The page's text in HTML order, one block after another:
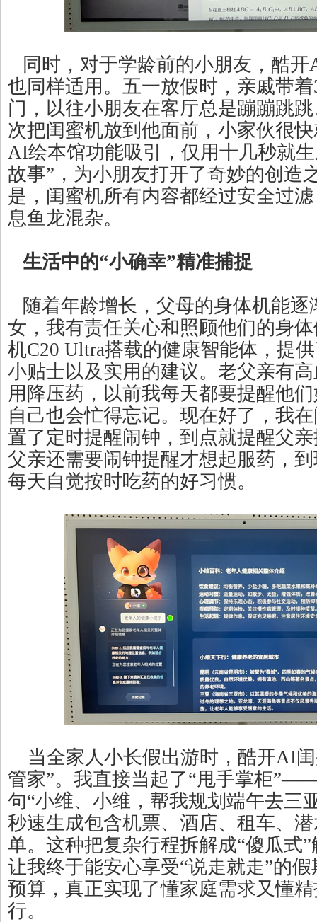
同时，对于学龄前的小朋友，酷开
也同样适用。五一放假时，亲戚带
门，以往小朋友在客厅总是蹦蹦跳
次把闺蜜机放到他面前，小家伙很
AI绘本馆功能吸引，仅用十几秒就
故事”，为小朋友打开了奇妙的创造
是，闺蜜机所有内容都经过安全过
息鱼龙混杂。
生活中的“小确幸”精准捕捉
随着年龄增长，父母的身体机能逐
女，我有责任关心和照顾他们的身
机C20 Ultra搭载的健康智能体，提
小贴士以及实用的建议。老父亲有
用降压药，以前我每天都要提醒他
自己也会忙得忘记。现在好了，我
置了定时提醒闹钟，到点就提醒父
父亲还需要闹钟提醒才想起服药，
每天自觉按时吃药的好习惯。
当全家人小长假出游时，酷开AI
管家”。我直接当起了“甩手掌柜
句“小维、小维，帮我规划端午去三
秒速生成包含机票、酒店、租车、
单。这种把复杂行程拆解成“傻瓜式
让我终于能安心享受“说走就走”的
预算，真正实现了懂家庭需求又懂
行。